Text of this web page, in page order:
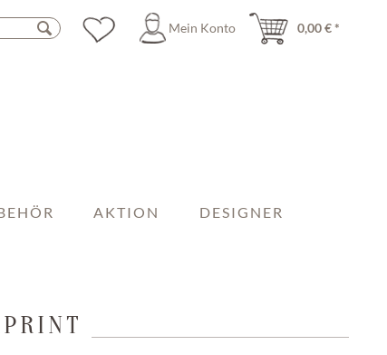
Mein Konto 0,00 € *
AKTION DESIGNER